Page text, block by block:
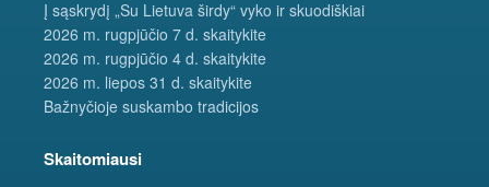
Į sąskrydį „Su Lietuva širdy“ vyko ir skuodiškiai
2026 m. rugpjūčio 7 d. skaitykite
2026 m. rugpjūčio 4 d. skaitykite
2026 m. liepos 31 d. skaitykite
Bažnyčioje suskambo tradicijos
Skaitomiausi